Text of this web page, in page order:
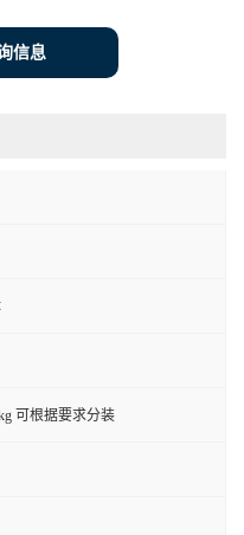
信息
可根据要求分装